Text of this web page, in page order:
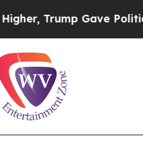
Trump Gave Politically